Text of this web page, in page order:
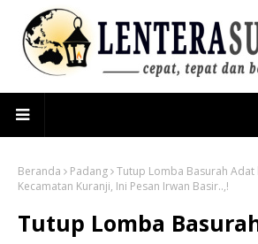
Beranda Padang Tutup Lomba Basurah Adat
Kecamatan Kuranji, Ini Pesan Irwan Basir..,!
Tutup Lomba